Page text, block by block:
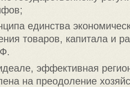
единства
товаров, капитала и
эффективная
на преодоление